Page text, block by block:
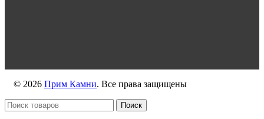
© 2026 Прим Камни. Все права защищены
Поиск